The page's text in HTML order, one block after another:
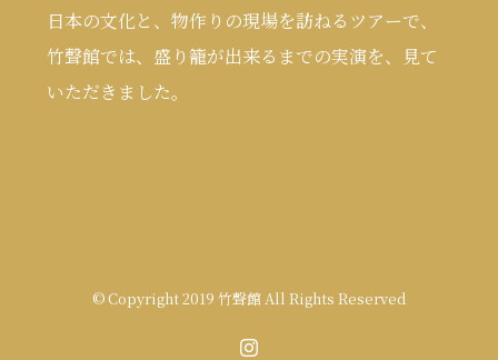
日本の文化と、物作りの現場を訪ねるツアーで、
竹聲館では、盛り籠が出来るまでの実演を、見て
いただきました。
© Copyright 2019 竹聲館 All Rights Reserved
Instagram